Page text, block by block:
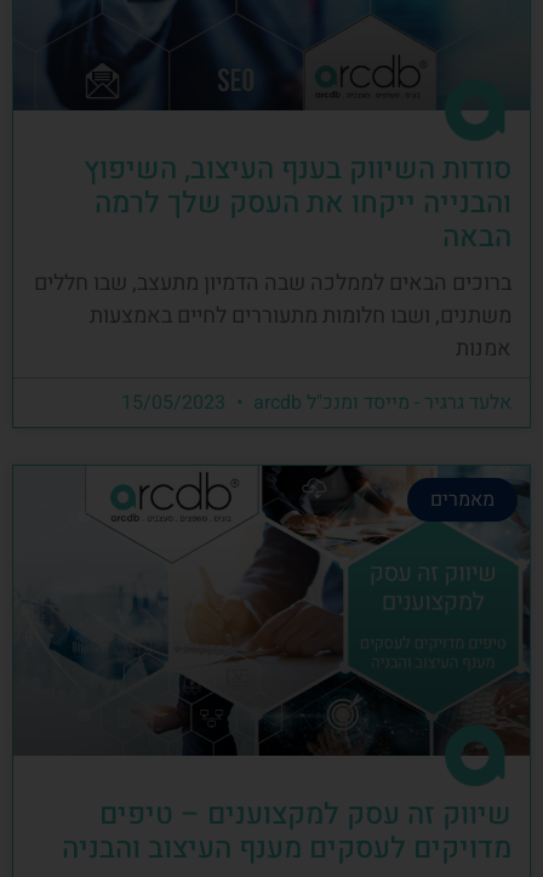
סודות השיווק בענף העיצוב, השיפוץ
והבנייה ייקחו את העסק שלך לרמה
הבאה
ברוכים הבאים לממלכה שבה הדמיון מתעצב, שבו חללים
משתנים, ושבו חלומות מתעוררים לחיים באמצעות
אמנות
אלעד גרגיר - מייסד ומנכ"ל arcdb
מאמרים
שיווק זה עסק למקצוענים – טיפים
מדויקים לעסקים מענף העיצוב והבניה